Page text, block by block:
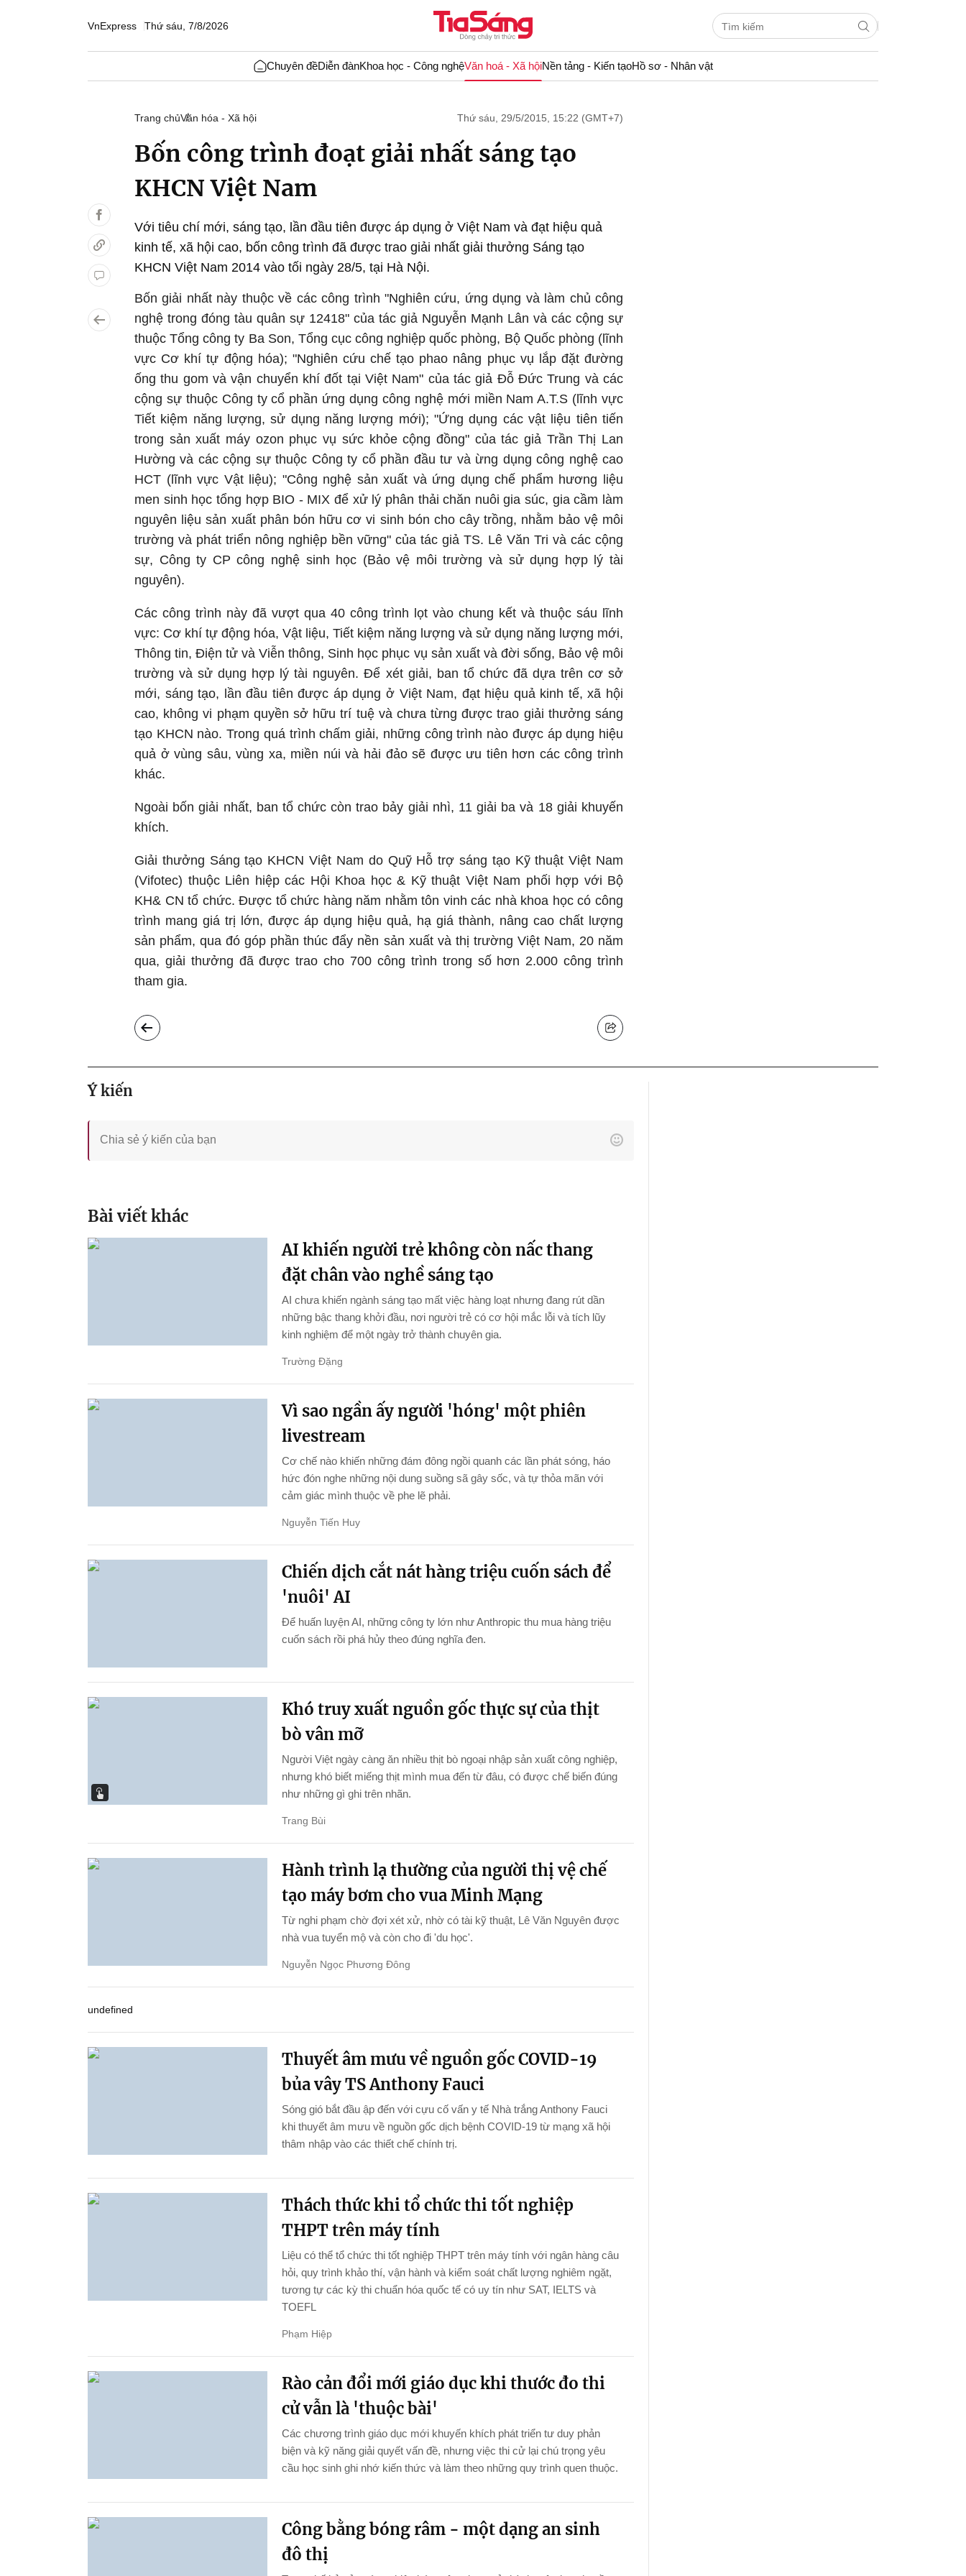
VnExpress Thứ sáu, 7/8/2026
Chuyên đềDiễn đànKhoa học - Công nghệVăn hoá - Xã hộiNền tảng - Kiến tạoHồ sơ - Nhân vật
Trang chủVăn hóa - Xã hội Thứ sáu, 29/5/2015, 15:22 (GMT+7)
Bốn công trình đoạt giải nhất sáng tạo
KHCN Việt Nam
Với tiêu chí mới, sáng tạo, lần đầu tiên được áp dụng ở Việt Nam và đạt hiệu quả
kinh tế, xã hội cao, bốn công trình đã được trao giải nhất giải thưởng Sáng tạo
KHCN Việt Nam 2014 vào tối ngày 28/5, tại Hà Nội.
Bốn giải nhất này thuộc về các công trình "Nghiên cứu, ứng dụng và làm chủ công
nghệ trong đóng tàu quân sự 12418" của tác giả Nguyễn Mạnh Lân và các cộng sự
thuộc Tổng công ty Ba Son, Tổng cục công nghiệp quốc phòng, Bộ Quốc phòng (lĩnh
vực Cơ khí tự động hóa); "Nghiên cứu chế tạo phao nâng phục vụ lắp đặt đường
ống thu gom và vận chuyển khí đốt tại Việt Nam" của tác giả Đỗ Đức Trung và các
cộng sự thuộc Công ty cổ phần ứng dụng công nghệ mới miền Nam A.T.S (lĩnh vực
Tiết kiệm năng lượng, sử dụng năng lượng mới); "Ứng dụng các vật liệu tiên tiến
trong sản xuất máy ozon phục vụ sức khỏe cộng đồng" của tác giả Trần Thị Lan
Hường và các cộng sự thuộc Công ty cổ phần đầu tư và ừng dụng công nghệ cao
HCT (lĩnh vực Vật liệu); "Công nghệ sản xuất và ứng dụng chế phẩm hương liệu
men sinh học tổng hợp BIO - MIX để xử lý phân thải chăn nuôi gia súc, gia cầm làm
nguyên liệu sản xuất phân bón hữu cơ vi sinh bón cho cây trồng, nhằm bảo vệ môi
trường và phát triển nông nghiệp bền vững" của tác giả TS. Lê Văn Tri và các cộng
sự, Công ty CP công nghệ sinh học (Bảo vệ môi trường và sử dụng hợp lý tài
nguyên).
Các công trình này đã vượt qua 40 công trình lọt vào chung kết và thuộc sáu lĩnh
vực: Cơ khí tự động hóa, Vật liệu, Tiết kiệm năng lượng và sử dụng năng lượng mới,
Thông tin, Điện tử và Viễn thông, Sinh học phục vụ sản xuất và đời sống, Bảo vệ môi
trường và sử dụng hợp lý tài nguyên.Để xét giải, ban tổ chức đã dựa trên cơ sở
mới, sáng tạo, lần đầu tiên được áp dụng ở Việt Nam, đạt hiệu quả kinh tế, xã hội
cao, không vi phạm quyền sở hữu trí tuệ và chưa từng được trao giải thưởng sáng
tạo KHCN nào.Trong quá trình chấm giải, những công trình nào được áp dụng hiệu
quả ở vùng sâu, vùng xa, miền núi và hải đảo sẽ được ưu tiên hơn các công trình
khác.
Ngoài bốn giải nhất, ban tổ chức còn trao bảy giải nhì, 11 giải ba và 18 giải khuyến
khích.
Giải thưởng Sáng tạo KHCN Việt Nam do Quỹ Hỗ trợ sáng tạo Kỹ thuật Việt Nam
(Vifotec) thuộc Liên hiệp các Hội Khoa học & Kỹ thuật Việt Nam phối hợp với Bộ
KH& CN tổ chức. Được tổ chức hàng năm nhằm tôn vinhcác nhà khoa học có công
trình mang giá trị lớn, được áp dụng hiệu quả, hạ giá thành, nâng cao chất lượng
sản phẩm, qua đógóp phần thúc đẩy nền sản xuất và thị trường Việt Nam, 20 năm
qua, giải thưởng đã được trao cho 700 công trình trong số hơn 2.000 công trình
tham gia.
Ý kiến
Bài viết khác
AI khiến người trẻ không còn nấc thang
đặt chân vào nghề sáng tạo
AI chưa khiến ngành sáng tạo mất việc hàng loạt nhưng đang rút dần
những bậc thang khởi đầu, nơi người trẻ có cơ hội mắc lỗi và tích lũy
kinh nghiệm để một ngày trở thành chuyên gia.
Trường Đặng
Vì sao ngần ấy người 'hóng' một phiên
livestream
Cơ chế nào khiến những đám đông ngồi quanh các lần phát sóng, háo
hức đón nghe những nội dung suồng sã gây sốc, và tự thỏa mãn với
cảm giác mình thuộc về phe lẽ phải.
Nguyễn Tiến Huy
Chiến dịch cắt nát hàng triệu cuốn sách để
'nuôi' AI
Để huấn luyện AI, những công ty lớn như Anthropic thu mua hàng triệu
cuốn sách rồi phá hủy theo đúng nghĩa đen.
Khó truy xuất nguồn gốc thực sự của thịt
bò vân mỡ
Người Việt ngày càng ăn nhiều thịt bò ngoại nhập sản xuất công nghiệp,
nhưng khó biết miếng thịt mình mua đến từ đâu, có được chế biến đúng
như những gì ghi trên nhãn.
Trang Bùi
Hành trình lạ thường của người thị vệ chế
tạo máy bơm cho vua Minh Mạng
Từ nghi phạm chờ đợi xét xử, nhờ có tài kỹ thuật, Lê Văn Nguyên được
nhà vua tuyển mộ và còn cho đi 'du học'.
Nguyễn Ngọc Phương Đông
undefined
Thuyết âm mưu về nguồn gốc COVID-19
bủa vây TS Anthony Fauci
Sóng gió bắt đầu ập đến với cựu cố vấn y tế Nhà trắng Anthony Fauci
khi thuyết âm mưu về nguồn gốc dịch bệnh COVID-19 từ mạng xã hội
thâm nhập vào các thiết chế chính trị.
Thách thức khi tổ chức thi tốt nghiệp
THPT trên máy tính
Liệu có thể tổ chức thi tốt nghiệp THPT trên máy tính với ngân hàng câu
hỏi, quy trình khảo thí, vận hành và kiểm soát chất lượng nghiêm ngặt,
tương tự các kỳ thi chuẩn hóa quốc tế có uy tín như SAT, IELTS và
TOEFL
Phạm Hiệp
Rào cản đổi mới giáo dục khi thước đo thi
cử vẫn là 'thuộc bài'
Các chương trình giáo dục mới khuyến khích phát triển tư duy phản
biện và kỹ năng giải quyết vấn đề, nhưng việc thi cử lại chú trọng yêu
cầu học sinh ghi nhớ kiến thức và làm theo những quy trình quen thuộc.
Công bằng bóng râm - một dạng an sinh
đô thị